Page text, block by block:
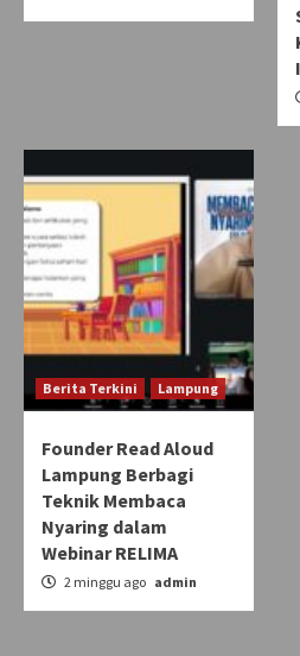
Berita Terkini Lampung
Founder Read Aloud
Lampung Berbagi
Teknik Membaca
Nyaring dalam
Webinar RELIMA
2 minggu ago admin